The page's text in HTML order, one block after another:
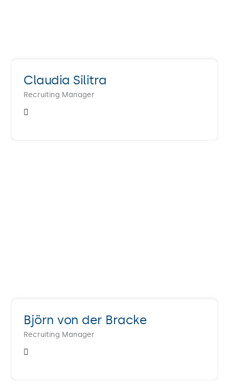
Claudia Silitra
Recruiting Manager
Björn von der Bracke
Recruiting Manager